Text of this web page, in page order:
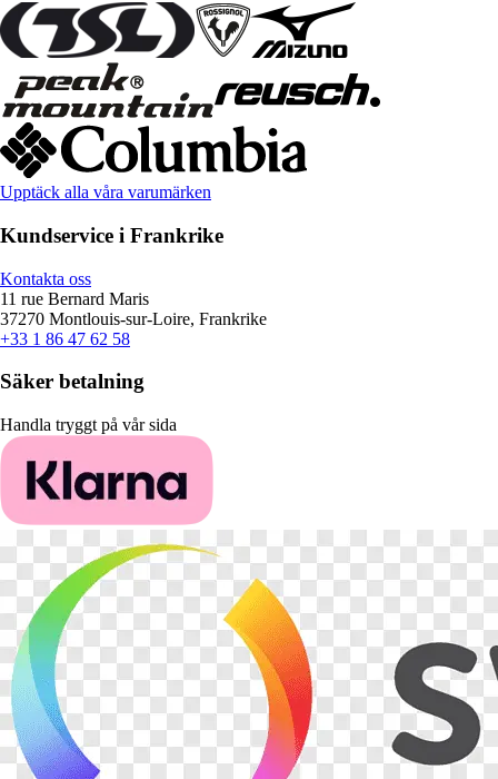
Upptäck alla våra varumärken
Kundservice i Frankrike
Kontakta oss
11 rue Bernard Maris
37270 Montlouis-sur-Loire, Frankrike
+33 1 86 47 62 58
Säker betalning
Handla tryggt på vår sida